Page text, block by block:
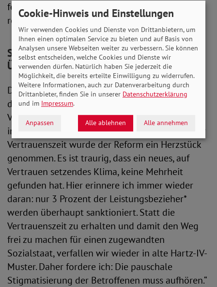
fehlender Mitwirkung direkt mit Sanktionen
rechnen.
SoVD: Bürgergeld in dieser Form keine
Überwindung von Hartz IV
Der SoVD kritisiert, dass es damit nicht gelingt,
das Hartz-IV-System zu überwinden. Die SoVD-
Vorstandsvorsitzende Michael Engelmeier stellt
in einem Statement fest: „Mit der Streichung der
Vertrauenszeit wurde der Reform ein Herzstück
genommen. Es ist traurig, dass ein neues, auf
Vertrauen setzendes Klima, keine Mehrheit
gefunden hat. Hier erinnere ich immer wieder
daran: nur 3 Prozent der Leistungsbezieher*
werden überhaupt sanktioniert. Statt die
Vertrauenszeit zu erhalten und damit den Weg
frei zu machen für einen zugewandten
Sozialstaat, verfallen wir wieder in alte Hartz-IV-
Muster. Daher fordere ich: Die pauschale
Stigmatisierung der Betroffenen muss aufhören.“
Cookie-Hinweis und Einstellungen
Wir verwenden Cookies und Dienste von Drittanbietern, um
Ihnen einen optimalen Service zu bieten und auf Basis von
Analysen unsere Webseiten weiter zu verbessern. Sie können
selbst entscheiden, welche Cookies und Dienste wir
verwenden dürfen. Natürlich haben Sie jederzeit die
Möglichkeit, die bereits erteilte Einwilligung zu widerrufen.
Weitere Informationen, auch zur Datenverarbeitung durch
Drittanbieter, finden Sie in unserer Datenschutzerklärung
und im Impressum.
Anpassen Alle ablehnen Alle annehmen